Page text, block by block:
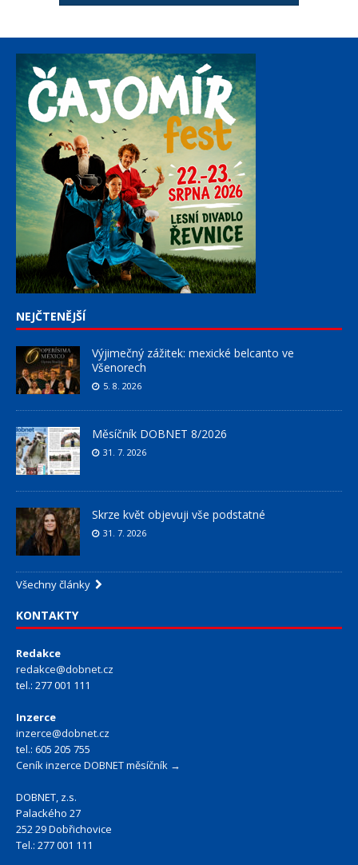
NEJČTENĚJŠÍ
Výjimečný zážitek: mexické belcanto ve
Všenorech
5. 8. 2026
Měsíčník DOBNET 8/2026
31. 7. 2026
Skrze květ objevuji vše podstatné
31. 7. 2026
Všechny články
KONTAKTY
Redakce
redakce@dobnet.cz
tel.: 277 001 111
Inzerce
inzerce@dobnet.cz
tel.: 605 205 755
Ceník inzerce DOBNET měsíčník →
DOBNET, z.s.
Palackého 27
252 29 Dobřichovice
Tel.: 277 001 111